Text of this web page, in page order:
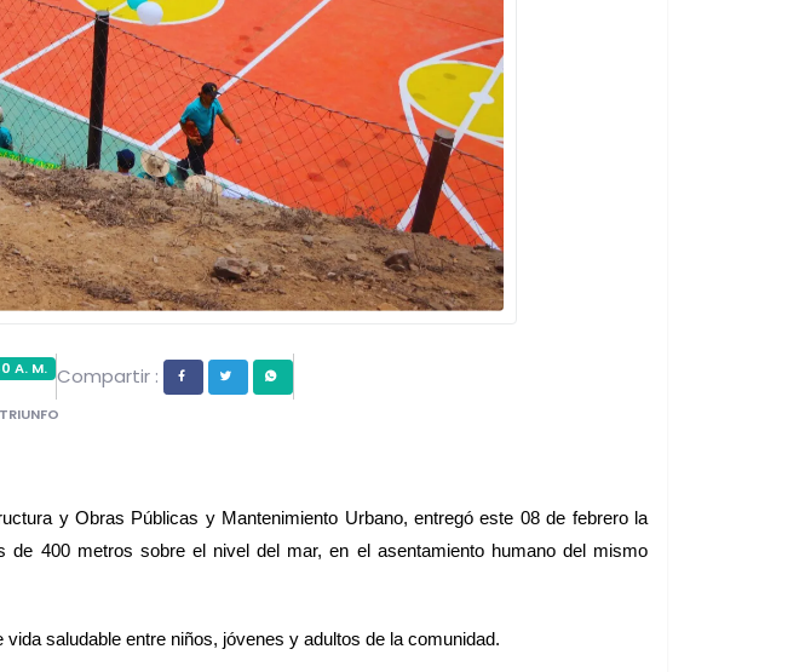
A. M. Compartir :
y Obras Públicas y Mantenimiento Urbano, entregó este 08 de febrero la
400 metros sobre el nivel del mar, en el asentamiento humano del mismo
saludable entre niños, jóvenes y adultos de la comunidad.